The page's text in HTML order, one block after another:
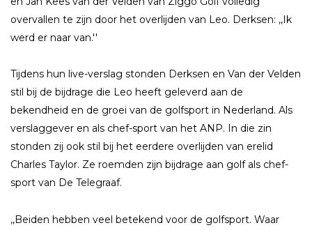
overvallen te zijn door het overlijden van Leo. Derksen: ,,Ik
werd er naar van.''
Tijdens hun live-verslag stonden Derksen en Van der Velden
stil bij de bijdrage die Leo heeft geleverd aan de
bekendheid en de groei van de golfsport in Nederland. Als
verslaggever en als chef-sport van het ANP. In die zin
stonden zij ook stil bij het eerdere overlijden van erelid
Charles Taylor. Ze roemden zijn bijdrage aan golf als chef-
sport van De Telegraaf.
,,Beiden hebben veel betekend voor de golfsport. Waar